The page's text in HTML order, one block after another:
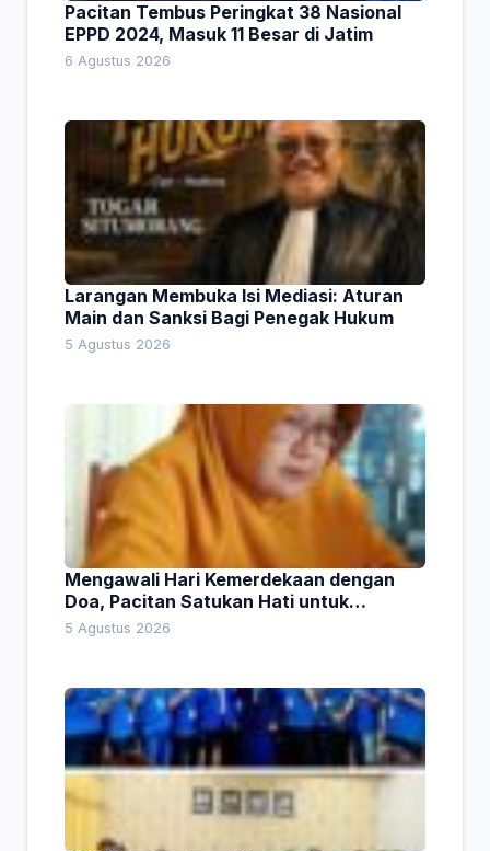
Pacitan Tembus Peringkat 38 Nasional
EPPD 2024, Masuk 11 Besar di Jatim
6 Agustus 2026
Larangan Membuka Isi Mediasi: Aturan
Main dan Sanksi Bagi Penegak Hukum
5 Agustus 2026
Mengawali Hari Kemerdekaan dengan
Doa, Pacitan Satukan Hati untuk
Indonesia
5 Agustus 2026